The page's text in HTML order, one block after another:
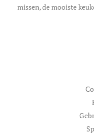
missen, de mooiste